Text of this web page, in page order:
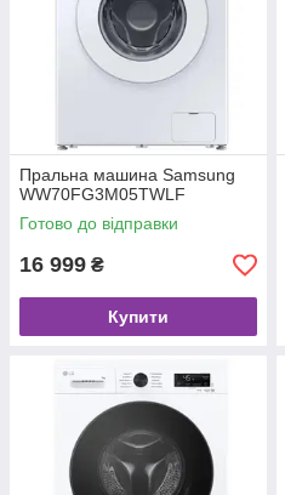
Пральна машина Samsung
WW70FG3M05TWLF
Готово до відправки
16 999 ₴
Купити